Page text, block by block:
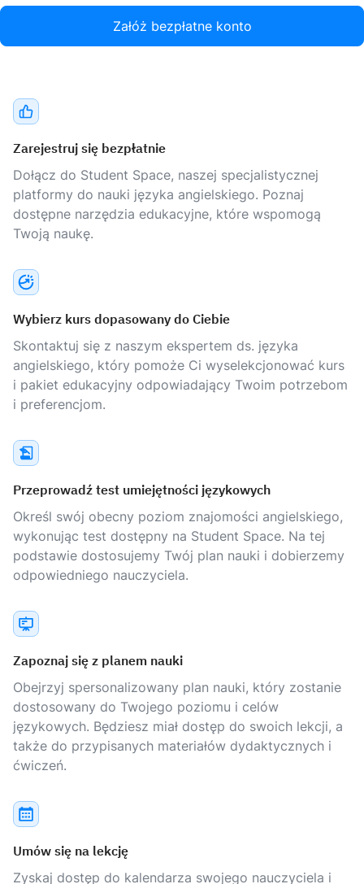
Załóż bezpłatne konto
Zarejestruj się bezpłatnie
Dołącz do Student Space, naszej specjalistycznej
platformy do nauki języka angielskiego. Poznaj
dostępne narzędzia edukacyjne, które wspomogą
Twoją naukę.
Wybierz kurs dopasowany do Ciebie
Skontaktuj się z naszym ekspertem ds. języka
angielskiego, który pomoże Ci wyselekcjonować kurs
i pakiet edukacyjny odpowiadający Twoim potrzebom
i preferencjom.
Przeprowadź test umiejętności językowych
Określ swój obecny poziom znajomości angielskiego,
wykonując test dostępny na Student Space. Na tej
podstawie dostosujemy Twój plan nauki i dobierzemy
odpowiedniego nauczyciela.
Zapoznaj się z planem nauki
Obejrzyj spersonalizowany plan nauki, który zostanie
dostosowany do Twojego poziomu i celów
językowych. Będziesz miał dostęp do swoich lekcji, a
także do przypisanych materiałów dydaktycznych i
ćwiczeń.
Umów się na lekcję
Zyskaj dostęp do kalendarza swojego nauczyciela i